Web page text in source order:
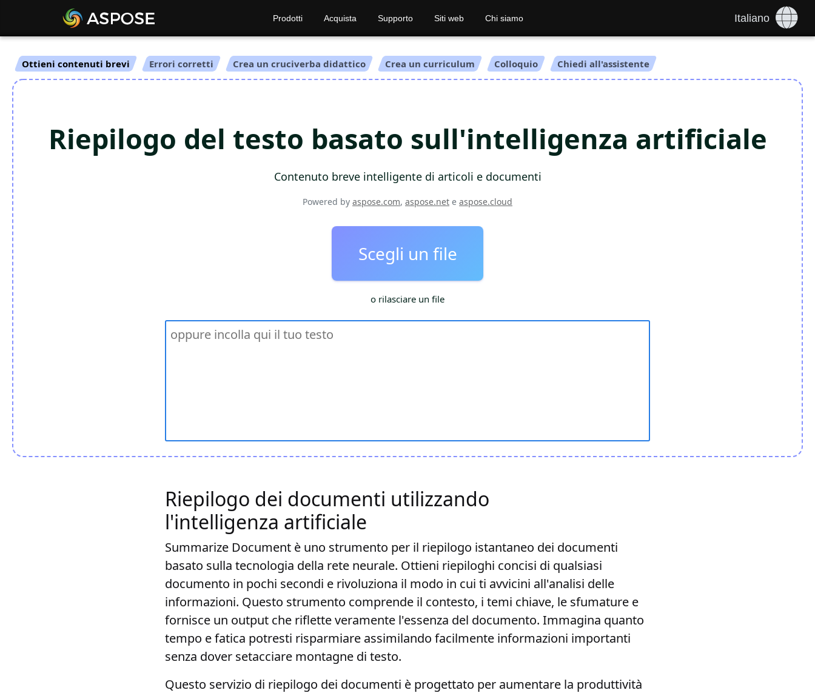
Prodotti Acquista Supporto Siti web Chi siamo Italiano
Ottieni contenuti brevi Errori corretti Crea un cruciverba didattico Crea un curriculum Colloquio Chiedi all'assistente
Riepilogo del testo basato sull'intelligenza artificiale
Contenuto breve intelligente di articoli e documenti
Powered by aspose.com, aspose.net e aspose.cloud
Scegli un file
o rilasciare un file
Riepilogo dei documenti utilizzando
l'intelligenza artificiale
Summarize Document è uno strumento per il riepilogo istantaneo dei documenti
basato sulla tecnologia della rete neurale. Ottieni riepiloghi concisi di qualsiasi
documento in pochi secondi e rivoluziona il modo in cui ti avvicini all'analisi delle
informazioni. Questo strumento comprende il contesto, i temi chiave, le sfumature e
fornisce un output che riflette veramente l'essenza del documento. Immagina quanto
tempo e fatica potresti risparmiare assimilando facilmente informazioni importanti
senza dover setacciare montagne di testo.
Questo servizio di riepilogo dei documenti è progettato per aumentare la produttività